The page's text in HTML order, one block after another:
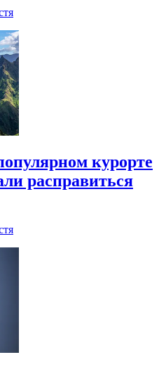
курорте
расправиться